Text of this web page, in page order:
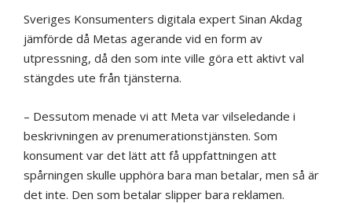
Sveriges Konsumenters digitala expert Sinan Akdag
jämförde då Metas agerande vid en form av
utpressning, då den som inte ville göra ett aktivt val
stängdes ute från tjänsterna.
– Dessutom menade vi att Meta var vilseledande i
beskrivningen av prenumerationstjänsten. Som
konsument var det lätt att få uppfattningen att
spårningen skulle upphöra bara man betalar, men så är
det inte. Den som betalar slipper bara reklamen.